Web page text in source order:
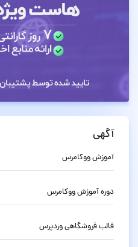
آگهی
آموزش ووکامرس
دوره آموزش ووکامرس
قالب فروشگاهی وردپرس